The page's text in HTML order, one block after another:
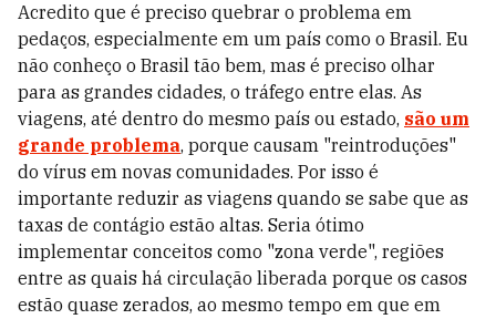
Acredito que é preciso quebrar o problema em
pedaços, especialmente em um país como o Brasil. Eu
não conheço o Brasil tão bem, mas é preciso olhar
para as grandes cidades, o tráfego entre elas. As
viagens, até dentro do mesmo país ou estado, são um
grande problema, porque causam "reintroduções"
do vírus em novas comunidades. Por isso é
importante reduzir as viagens quando se sabe que as
taxas de contágio estão altas. Seria ótimo
implementar conceitos como "zona verde", regiões
entre as quais há circulação liberada porque os casos
estão quase zerados, ao mesmo tempo em que em